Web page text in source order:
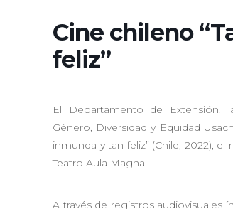
Cine chileno
feliz”
El Departamento de Extensión,
Género, Diversidad y Equidad
inmunda y tan feliz” (Chile, 2022),
Teatro Aula Magna.
A través de registros audiovisuales